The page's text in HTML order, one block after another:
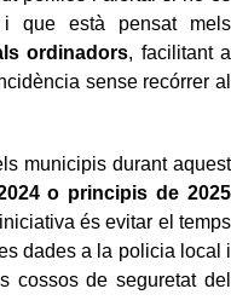
i que està pensat mels
ordinadors, facilitant a
sense recórrer al
municipis durant aquest
o principis de 2025
és evitar el temps
dades a la policia local i
cossos de seguretat del